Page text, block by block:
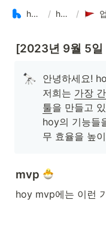
hoy(호이) 가이드 / hoy Guide /
[2023년 9월 5일
안녕하세요!
저희는 가장
툴을 만들고
hoy의 기능들
무 효율을 높
mvp
hoy mvp에는 이런